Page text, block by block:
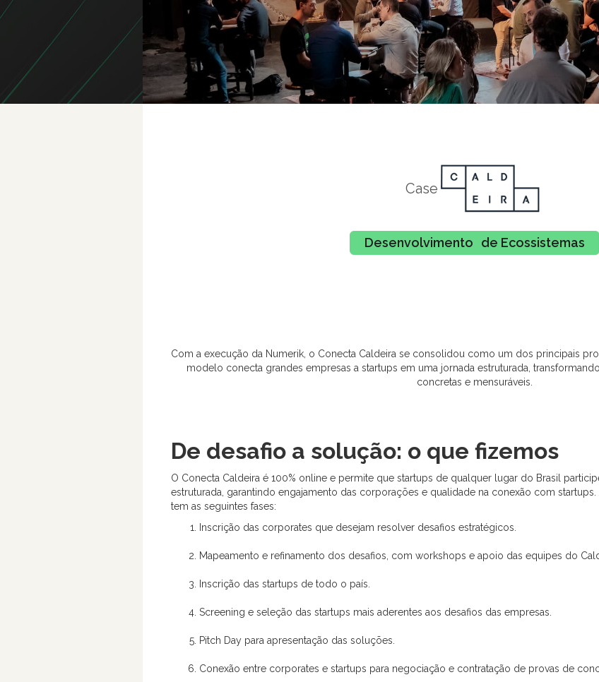
Case
Desenvolvimento de Ecossistemas
Com a execução da Numerik, o Conecta Caldeira se consolidou como um dos principais
modelo conecta grandes empresas a startups em uma jornada estruturada,
concretas e mensuráveis.
De desafio a solução: o que fizemos
O Conecta Caldeira é 100% online e permite que startups de qualquer lugar do Brasil
estruturada, garantindo engajamento das corporações e qualidade na conexão com
tem as seguintes fases:
Inscrição das corporates que desejam resolver desafios estratégicos.
Mapeamento e refinamento dos desafios, com workshops e apoio das equipes do
Inscrição das startups de todo o país.
Screening e seleção das startups mais aderentes aos desafios das empresas.
Pitch Day para apresentação das soluções.
Conexão entre corporates e startups para negociação e contratação de provas de